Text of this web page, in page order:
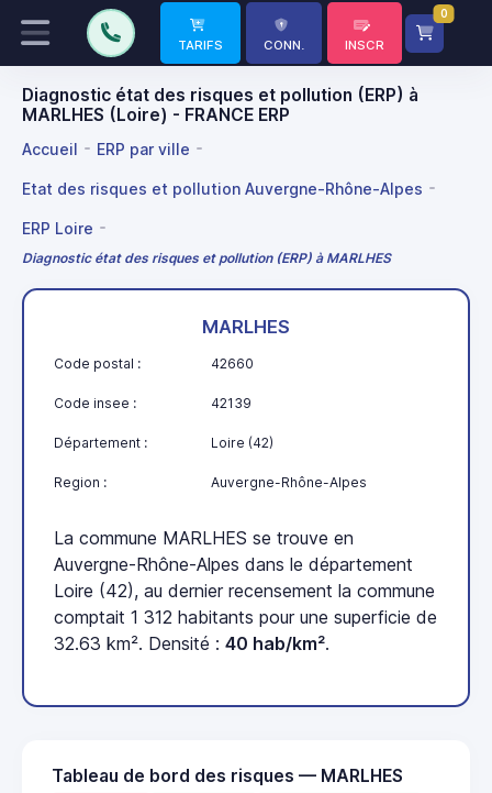
TARIFS CONN. INSCR
0
Diagnostic état des risques et pollution (ERP) à
MARLHES (Loire) - FRANCE ERP
Accueil ERP par ville
Etat des risques et pollution Auvergne-Rhône-Alpes
ERP Loire
Diagnostic état des risques et pollution (ERP) à MARLHES
MARLHES
Code postal : 42660
Code insee : 42139
Département : Loire (42)
Region : Auvergne-Rhône-Alpes
La commune MARLHES se trouve en
Auvergne-Rhône-Alpes dans le département
Loire (42), au dernier recensement la commune
comptait 1 312 habitants pour une superficie de
32.63 km². Densité : 40 hab/km².
Tableau de bord des risques — MARLHES